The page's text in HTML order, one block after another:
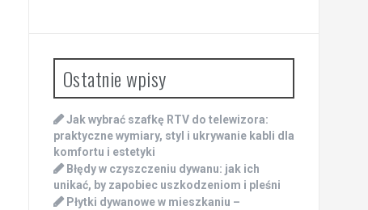
Ostatnie wpisy
Jak wybrać szafkę RTV do telewizora:
praktyczne wymiary, styl i ukrywanie kabli dla
komfortu i estetyki
Błędy w czyszczeniu dywanu: jak ich
unikać, by zapobiec uszkodzeniom i pleśni
Płytki dywanowe w mieszkaniu –